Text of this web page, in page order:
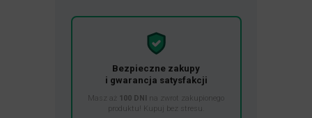
Bezpieczne zakupy
i gwarancja satysfakcji
Masz aż 100 DNI
na zwrot zakupionego
produktu! Kupuj bez stresu.